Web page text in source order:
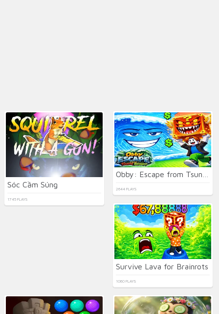
Sóc Cầm Súng
1745 PLAYS
2644 PLAYS
Survive Lava for Brainrots
1060 PLAYS